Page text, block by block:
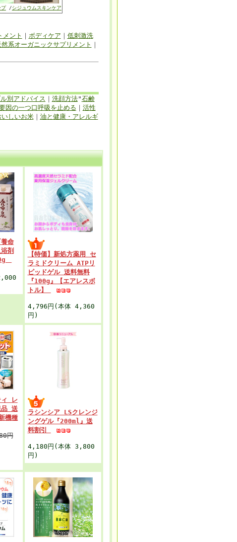
プ/シジュウムスキンケア
メント ｜ ボディケア ｜ 低刺激洗
然系オーガニックサプリメント ｜
別アドバイス ｜ 洗顔方法"石鹸
因の一つ口呼吸を止める ｜ 活性
しいお米｜ 油と健康・アレルギ
命
剤
【特価】新処方薬用 セ
ラミドクリーム ATPリ
ピッドゲル 送料無料
『100g』【エアレスボ
トル】
4,796円(本体 4,360
円)
ィ レ
品 送
機種
円
ラシンシア LSクレンジ
ングゲル『200ml』送
料割引
4,180円(本体 3,800
円)